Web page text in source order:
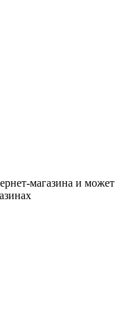
магазина и может